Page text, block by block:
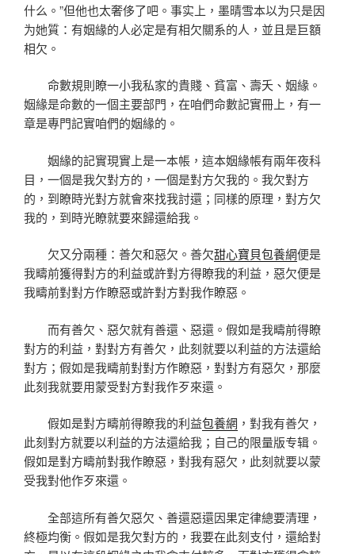
什么。”但他也太奢侈了吧。事实上，墨晴雪本以为只是因
为她質：有姻緣的人必定是有相欠關系的人，並且是巨額
相欠。
命數規則瞭一小我私家的貴賤、貧富、壽夭、姻緣。
姻緣是命數的一個主要部門，在咱們命數記實冊上，有一
章是專門記實咱們的姻緣的。
姻緣的記實現實上是一本帳，這本姻緣帳有兩年夜科
目，一個是我欠對方的，一個是對方欠我的。我欠對方
的，到瞭時光對方就會來找我討還；同樣的原理，對方欠
我的，到時光瞭就要來歸還給我。
欠又分兩種：善欠和惡欠。善欠甜心寶貝包養網便是
我疇前獲得對方的利益或許對方得瞭我的利益，惡欠便是
我疇前對對方作瞭惡或許對方對我作瞭惡。
而有善欠、惡欠就有善還、惡還。假如是我疇前得瞭
對方的利益，對對方有善欠，此刻就要以利益的方法還給
對方；假如是我疇前對對方作瞭惡，對對方有惡欠，那麼
此刻我就要用蒙受對方對我作歹來還。
假如是對方疇前得瞭我的利益包養網 ，對我有善欠，
此刻對方就要以利益的方法還給我；自己的限量版专辑。
假如是對方疇前對我作瞭惡，對我有惡欠，此刻就要以蒙
受我對他作歹來還。
全部這所有善欠惡欠、善還惡還因果定律總要清理，
終極均衡。假如是我欠對方的，我要在此刻支付，還給對